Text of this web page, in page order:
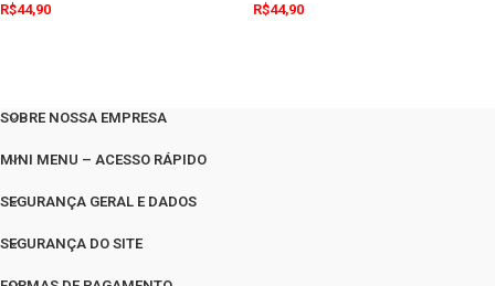
R$44,90 R$44,90
SOBRE NOSSA EMPRESA
MINI MENU – ACESSO RÁPIDO
SEGURANÇA GERAL E DADOS
SEGURANÇA DO SITE